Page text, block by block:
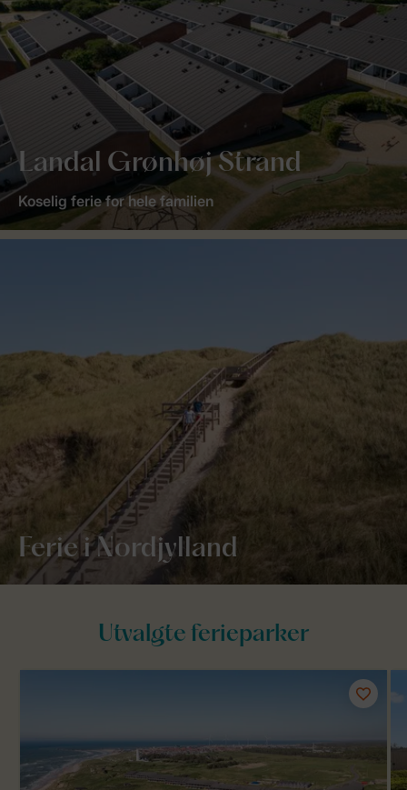
Landal Grønhøj Strand
Koselig ferie for hele familien
Ferie i Nordjylland